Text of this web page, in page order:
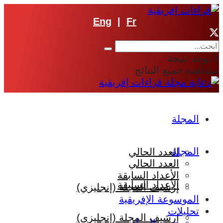
Eng Fr
لا توجد نتيجة
مشاهدة جميع النتائج
المجلة
العدد الحالي
الأعداد السابقة
إرشيف المجلة (إنجليزي)
المجلة
العدد الحالي
الأعداد السابقة
إرشيف المجلة (إنجليزي)
الموسوعة الإفريقية
تحليلات